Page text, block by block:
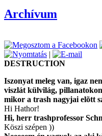
Archívum
|
DESTRUCTION
Iszonyat meleg van, igaz
viszlát külvilág,
mikor a trash nagyjai elõtt
Hi Hathor!
Hi, herr trashprofessor
Köszi szépen ))